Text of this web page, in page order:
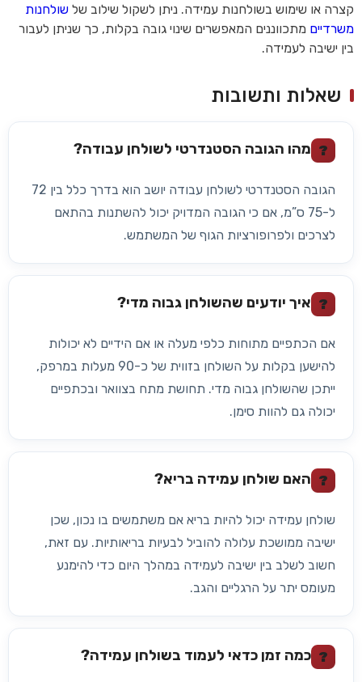
קצרה או שימוש בשולחנות עמידה. ניתן לשקול שילוב של שולחנות
משרדיים מתכווננים המאפשרים שינוי גובה בקלות, כך שניתן לעבור
בין ישיבה לעמידה.
שאלות ותשובות
? מהו הגובה הסטנדרטי לשולחן עבודה?
הגובה הסטנדרטי לשולחן עבודה יושב הוא בדרך כלל בין 72
ל-75 ס”מ, אם כי הגובה המדויק יכול להשתנות בהתאם
לצרכים ולפרופורציות הגוף של המשתמש.
? איך יודעים שהשולחן גבוה מדי?
אם הכתפיים מתוחות כלפי מעלה או אם הידיים לא יכולות
להישען בקלות על השולחן בזווית של כ-90 מעלות במרפק,
ייתכן שהשולחן גבוה מדי. תחושת מתח בצוואר ובכתפיים
יכולה גם להוות סימן.
? האם שולחן עמידה בריא?
שולחן עמידה יכול להיות בריא אם משתמשים בו נכון, שכן
ישיבה ממושכת עלולה להוביל לבעיות בריאותיות. עם זאת,
חשוב לשלב בין ישיבה לעמידה במהלך היום כדי להימנע
מעומס יתר על הרגליים והגב.
? כמה זמן כדאי לעמוד בשולחן עמידה?